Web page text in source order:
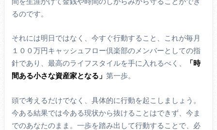
るのです。
それには明日ではなく、今すぐ行動すること、これが毎月
１００万円キャッシュフロー倶楽部のメンバーとしての指
針であり、最高のライフスタイルを手に入れるべく、
「時
間ある小さな資産家となる」 第一歩。
頭で考えるだけでなく、具体的に行動を起こしましょう。
今ある結果では今ある現状から抜けることはできず、今ま
でのあなたのまま。一歩を踏み出して行動することで、必